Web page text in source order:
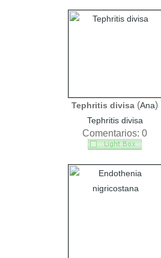
Tephritis divisa (Ana)
Tephritis divisa
Comentarios: 0